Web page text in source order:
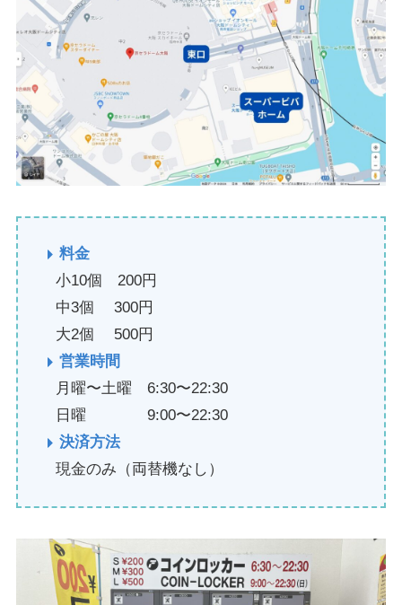
料金
小10個 200円
中3個 300円
大2個 500円
営業時間
月曜〜土曜 6:30〜22:30
日曜 9:00〜22:30
決済方法
現金のみ（両替機なし）